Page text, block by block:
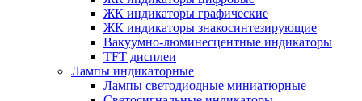
ЖК индикаторы графические
ЖК индикаторы знакосинтезирующие
Вакуумно-люминесцентные индикаторы
TFT дисплеи
Лампы индикаторные
Лампы светодиодные миниатюрные